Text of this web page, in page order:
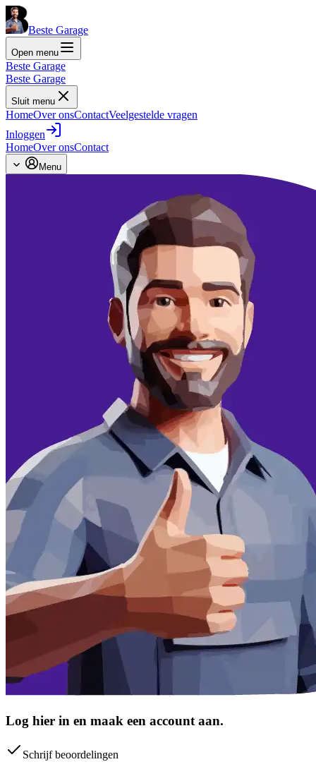
Beste Garage
Open menu
Beste Garage
Beste Garage
Sluit menu
HomeOver onsContactVeelgestelde vragen
Inloggen
HomeOver onsContact
Menu
Log hier in en maak een account aan.
Schrijf beoordelingen